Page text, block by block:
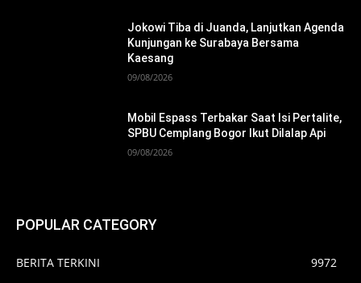
Jokowi Tiba di Juanda, Lanjutkan Agenda
Kunjungan ke Surabaya Bersama
Kaesang
09/08/2026
Mobil Espass Terbakar Saat Isi Pertalite,
SPBU Cemplang Bogor Ikut Dilalap Api
09/08/2026
POPULAR CATEGORY
BERITA TERKINI
9972